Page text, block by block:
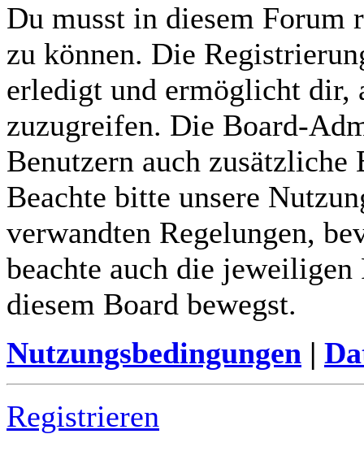
Du musst in diesem Forum
zu können. Die
erledigt und ermöglicht dir,
zuzugreifen. Die Board-
Benutzern auch zusätzliche
Beachte bitte unsere
verwandten Regelungen,
beachte auch die
diesem Board bewegst.
Nutzungsbedingungen |
Registrieren